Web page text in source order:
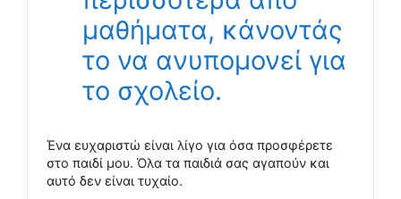
μαθήματα, κάνοντάς
το να ανυπομονεί για
το σχολείο.
Ένα ευχαριστώ είναι λίγο για όσα προσφέρετε
στο παιδί μου. Όλα τα παιδιά σας αγαπούν και
αυτό δεν είναι τυχαίο.